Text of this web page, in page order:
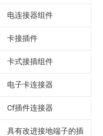
电连接器组件
卡接插件
卡式接插组件
电子卡连接器
Cf插件连接器
具有改进接地端子的插